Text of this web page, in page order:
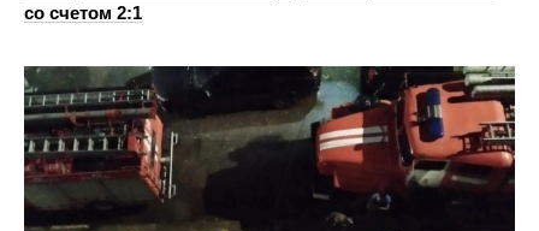
со счетом 2:1